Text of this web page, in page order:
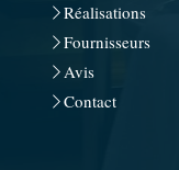
Réalisations
Fournisseurs
Avis
Contact